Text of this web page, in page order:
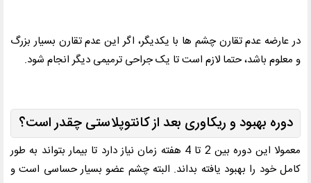
در عارضه عدم تقارن چشم ها با یکدیگر، اگر این عدم تقارن بسیار بزرگ
و معلوم باشد، حتما لازم است تا یک جراحی ترمیمی دیگر انجام شود.
دوره بهبود و ریکاوری بعد از کانتوپلاستی چقدر است؟
معمولا این دوره بین 2 تا 4 هفته زمان نیاز دارد تا بیمار بتواند به طور
کامل خود را بهبود یافته بداند. البته چشم عضو بسیار حساسی است و